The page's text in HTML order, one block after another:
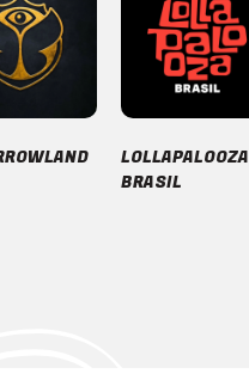
LOLLAPALOOZA
BRASIL